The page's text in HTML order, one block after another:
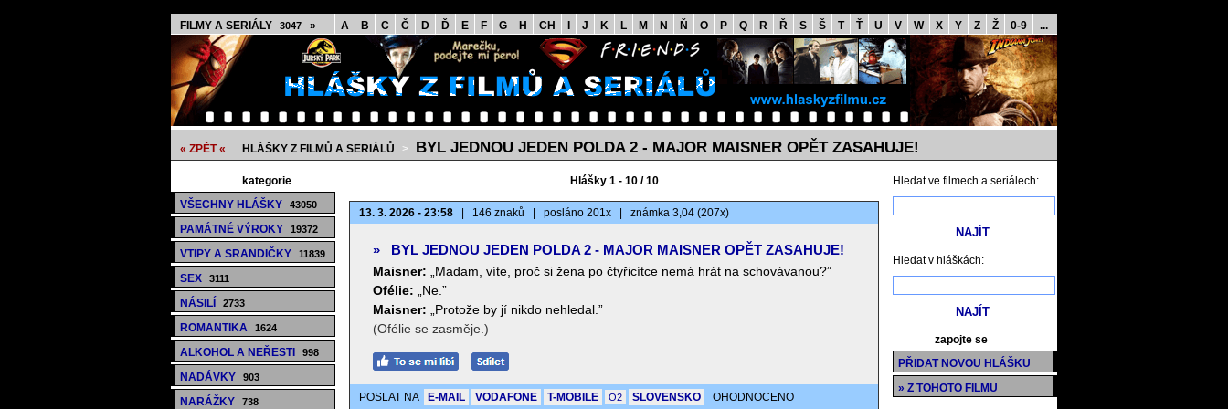
FILMY A SERIÁLY 3047 » A B C Č D Ď E F G H CH J K L M N Ň O P Q R Ř S Š T Ť U V W X Y Z Ž 0-9 ...
« ZPĚT « HLÁŠKY Z FILMŮ A SERIÁLŮ > BYL JEDNOU JEDEN POLDA 2 - MAJOR MAISNER OPĚT ZASAHUJE!
kategorie
VŠECHNY HLÁŠKY
43050
PAMÁTNÉ VÝROKY 19372
VTIPY A SRANDIČKY 11839
SEX 3111
NÁSILÍ 2733
ROMANTIKA 1624
ALKOHOL A NEŘESTI 998
NADÁVKY 903
NARÁŽKY 738
Hlášky 1 - 10 / 10
13. 3. 2026 - 23:58 146 znaků posláno 201x známka 3,04 (207x)
» BYL JEDNOU JEDEN POLDA 2 - MAJOR MAISNER OPĚT ZASAHUJE!
Maisner:
„Madam, víte, proč si žena po čtyřicítce nemá hrát na schovávanou?”
Ofélie:
„Ne.”
Maisner:
„Protože by jí nikdo nehledal.”
(Ofélie se zasměje.)
POSLAT NA E-MAIL VODAFONE T-MOBILE O2 SLOVENSKO OHODNOCENO
Hledat ve filmech a seriálech:
Hledat v hláškách:
zapojte se
PŘIDAT NOVOU HLÁŠKU
» Z TOHOTO FILMU